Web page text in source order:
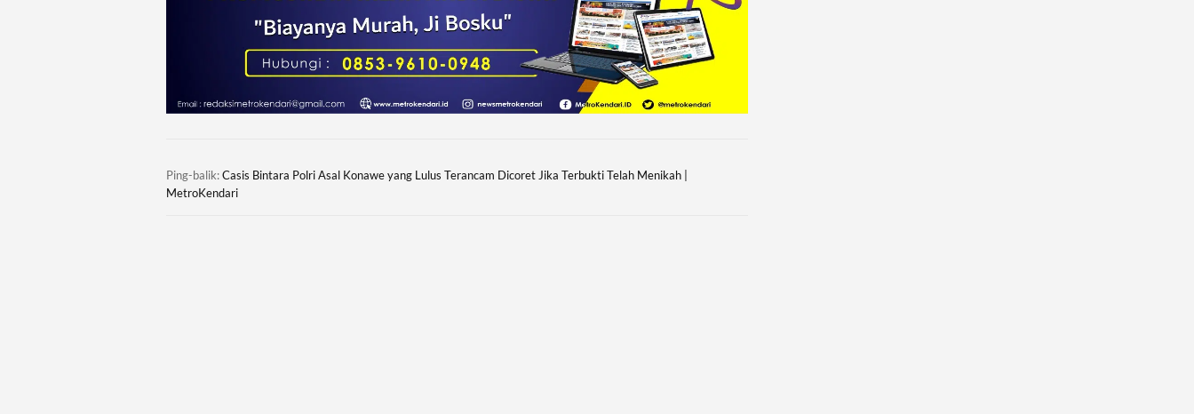
Ping-balik:Casis Bintara Polri Asal Konawe yang Lulus Terancam Dicoret Jika Terbukti Telah Menikah |
MetroKendari